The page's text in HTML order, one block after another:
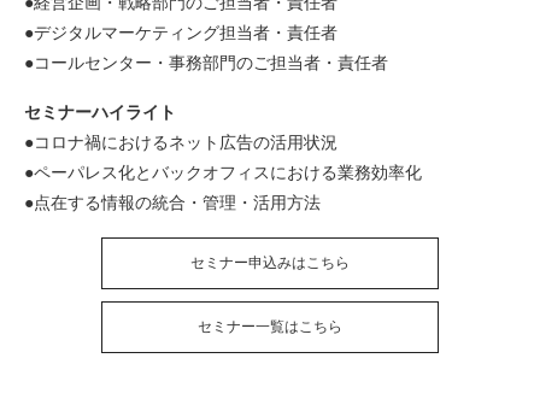
●デジタルマーケティング担当者・責任者
●コールセンター・事務部門のご担当者・責任者
セミナーハイライト
●コロナ禍におけるネット広告の活用状況
●ペーパレス化とバックオフィスにおける業務効率化
●点在する情報の統合・管理・活用方法
セミナー申込みはこちら
セミナー一覧はこちら